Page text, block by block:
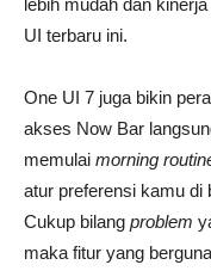
UI terbaru ini.
One UI 7 juga bikin
akses Now Bar
memulai morning
atur preferensi kamu di
Cukup bilang problem
maka fitur yang